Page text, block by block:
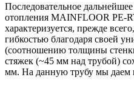
Последовательное
отопления MAINFLOOR PE-
характеризуется, прежде
гибкостью благодаря своей
(соотношению толщины
стяжек (~45 мм над трубой)
мм. На данную трубу мы даем